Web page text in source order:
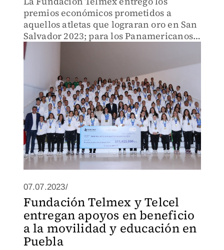
premios económicos prometidos a
aquellos atletas que lograran oro en San
Salvador 2023; para los Panamericanos
el estímulo será el mismo
07.07.2023/
Fundación Telmex y Telcel
entregan apoyos en beneficio
a la movilidad y educación en
Puebla